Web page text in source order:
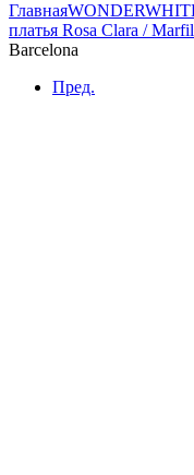
Главная
платья Rosa Clara /
Barcelona
Пред.